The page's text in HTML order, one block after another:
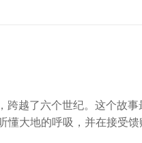
跨越了六个世纪。这个故
懂大地的呼吸，并在接受